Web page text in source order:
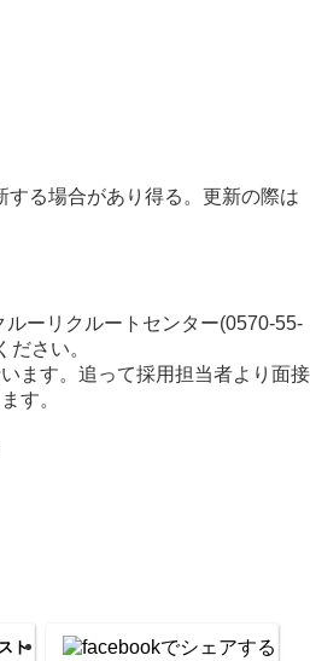
る場合があり得る。更新の際は
ーリクルートセンター(0570-55-
さい。
ます。追って採用担当者より面接
す。
ト